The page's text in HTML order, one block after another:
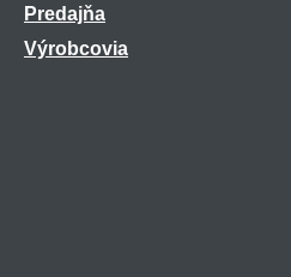
Predajňa
Výrobcovia